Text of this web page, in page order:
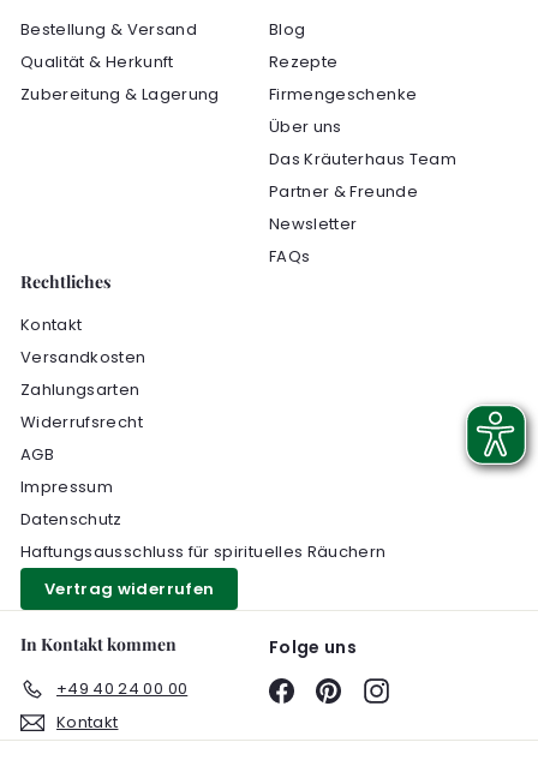
Bestellung & Versand
Qualität & Herkunft
Zubereitung & Lagerung
Blog
Rezepte
Firmengeschenke
Über uns
Das Kräuterhaus Team
Partner & Freunde
Newsletter
FAQs
Rechtliches
Kontakt
Versandkosten
Zahlungsarten
Widerrufsrecht
AGB
Impressum
Datenschutz
Haftungsausschluss für spirituelles Räuchern
Vertrag widerrufen
In Kontakt kommen
+49 40 24 00 00
Kontakt
Folge uns
Facebook
PinterestInstagram